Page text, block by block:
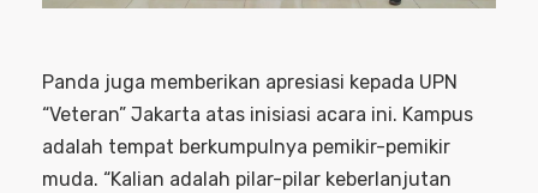
Panda juga memberikan apresiasi kepada UPN
“Veteran” Jakarta atas inisiasi acara ini. Kampus
adalah tempat berkumpulnya pemikir-pemikir
muda. “Kalian adalah pilar-pilar keberlanjutan